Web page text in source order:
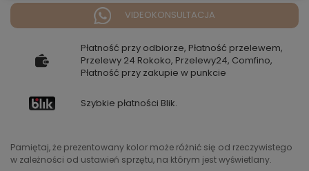
VIDEOKONSULTACJA
Płatność przy odbiorze, Płatność przelewem,
Przelewy 24 Rokoko, Przelewy24, Comfino,
Płatność przy zakupie w punkcie
Szybkie płatności Blik.
Pamiętaj, że prezentowany kolor może różnić się od rzeczywistego
w zależności od ustawień sprzętu, na którym jest wyświetlany.